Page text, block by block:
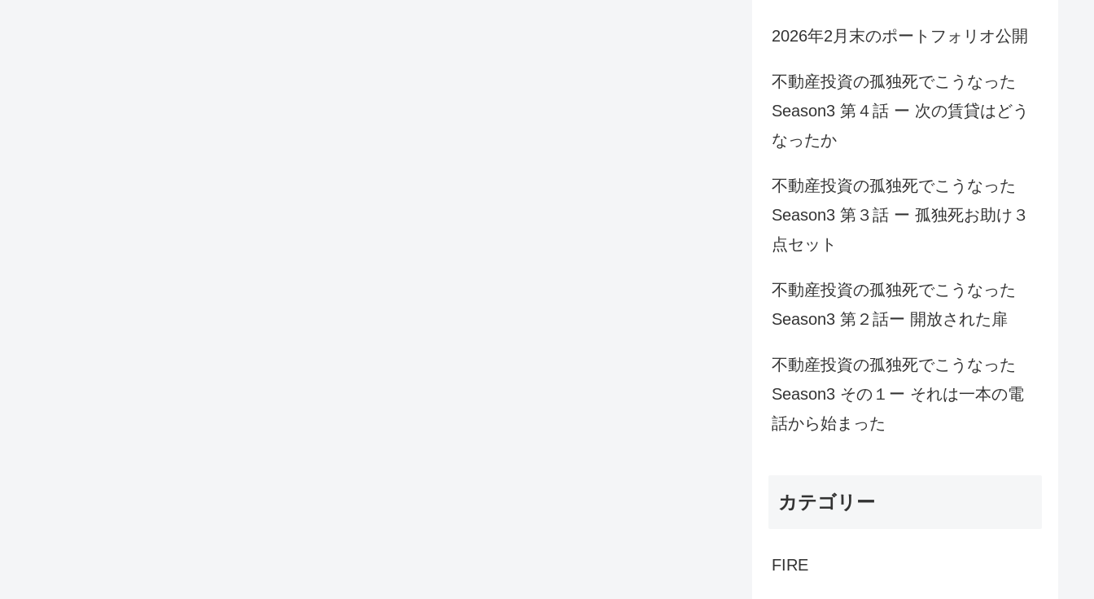
2026年2月末のポートフォリオ公開
不動産投資の孤独死でこうなった
Season3 第４話 ー 次の賃貸はどう
なったか
不動産投資の孤独死でこうなった
Season3 第３話 ー 孤独死お助け３
点セット
不動産投資の孤独死でこうなった
Season3 第２話ー 開放された扉
不動産投資の孤独死でこうなった
Season3 その１ー それは一本の電
話から始まった
カテゴリー
FIRE